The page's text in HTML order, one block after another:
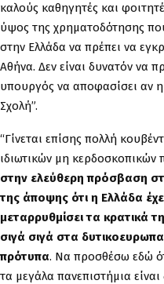
καλούς καθηγητές και
ύψος της χρηματοδότησης
στην Ελλάδα να πρέπει να
Αθήνα. Δεν είναι δυνατόν να
υπουργός να αποφασίσει αν
Σχολή”.
“Γίνεται επίσης πολλή
ιδιωτικών μη κερδοσκοπικών
στην ελεύθερη πρόσβαση
της άποψης ότι η Ελλάδα
μεταρρυθμίσει τα κρατικά
σιγά σιγά στα
πρότυπα. Να προσθέσω εδώ
τα μεγάλα πανεπιστήμια